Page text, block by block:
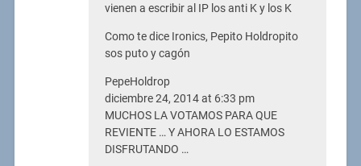
vienen a escribir al IP los anti K y los K
Como te dice Ironics, Pepito Holdropito
sos puto y cagón
PepeHoldrop
diciembre 24, 2014 at 6:33 pm
MUCHOS LA VOTAMOS PARA QUE
REVIENTE … Y AHORA LO ESTAMOS
DISFRUTANDO …